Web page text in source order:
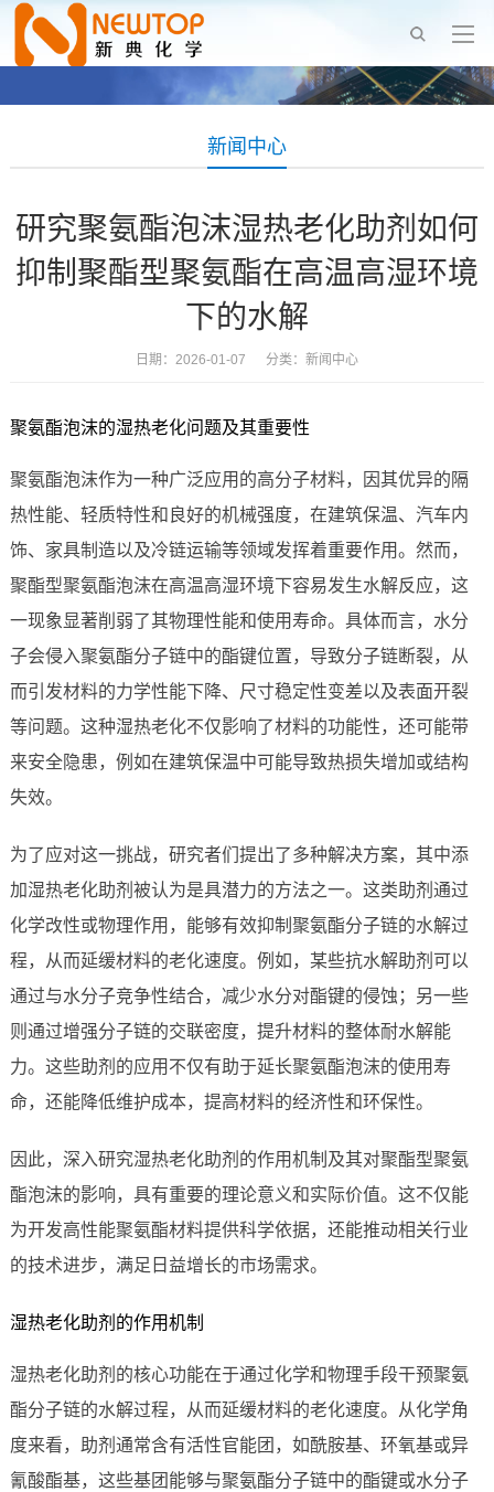
新闻中心
研究聚氨酯泡沫湿热老化助剂如何
抑制聚酯型聚氨酯在高温高湿环境
下的水解
日期：2026-01-07 分类： 新闻中心
聚氨酯泡沫的湿热老化问题及其重要性
聚氨酯泡沫作为一种广泛应用的高分子材料，因其优异的隔
热性能、轻质特性和良好的机械强度，在建筑保温、汽车内
饰、家具制造以及冷链运输等领域发挥着重要作用。然而，
聚酯型聚氨酯泡沫在高温高湿环境下容易发生水解反应，这
一现象显著削弱了其物理性能和使用寿命。具体而言，水分
子会侵入聚氨酯分子链中的酯键位置，导致分子链断裂，从
而引发材料的力学性能下降、尺寸稳定性变差以及表面开裂
等问题。这种湿热老化不仅影响了材料的功能性，还可能带
来安全隐患，例如在建筑保温中可能导致热损失增加或结构
失效。
为了应对这一挑战，研究者们提出了多种解决方案，其中添
加湿热老化助剂被认为是具潜力的方法之一。这类助剂通过
化学改性或物理作用，能够有效抑制聚氨酯分子链的水解过
程，从而延缓材料的老化速度。例如，某些抗水解助剂可以
通过与水分子竞争性结合，减少水分对酯键的侵蚀；另一些
则通过增强分子链的交联密度，提升材料的整体耐水解能
力。这些助剂的应用不仅有助于延长聚氨酯泡沫的使用寿
命，还能降低维护成本，提高材料的经济性和环保性。
因此，深入研究湿热老化助剂的作用机制及其对聚酯型聚氨
酯泡沫的影响，具有重要的理论意义和实际价值。这不仅能
为开发高性能聚氨酯材料提供科学依据，还能推动相关行业
的技术进步，满足日益增长的市场需求。
湿热老化助剂的作用机制
湿热老化助剂的核心功能在于通过化学和物理手段干预聚氨
酯分子链的水解过程，从而延缓材料的老化速度。从化学角
度来看，助剂通常含有活性官能团，如酰胺基、环氧基或异
氰酸酯基，这些基团能够与聚氨酯分子链中的酯键或水分子